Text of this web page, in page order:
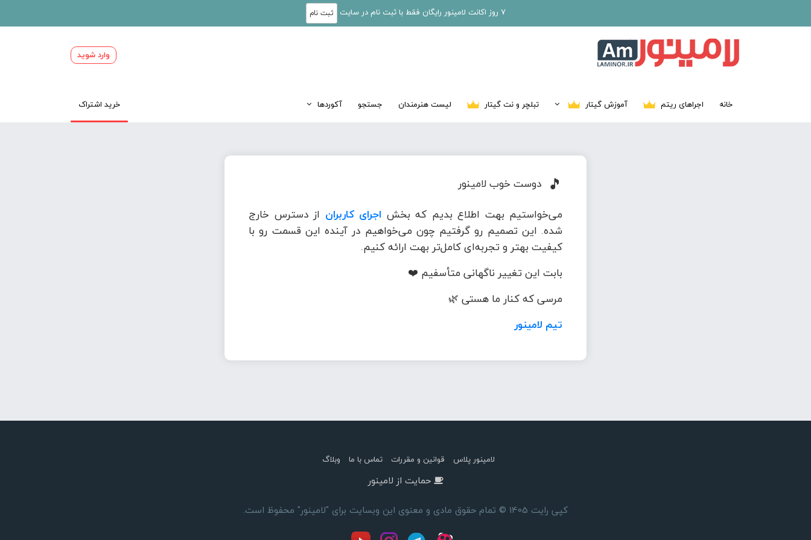
7 روز اکانت لامینور رایگان فقط با ثبت نام در سایت ثبت نام
وارد شوید
خانه اجراهای ریتم آموزش گیتار تبلچر و نت گیتار لیست هنرمندان جستجو آکوردها خرید اشتراک
🎵 دوست خوب لامینور
می‌خواستیم بهت اطلاع بدیم که بخش اجرای کاربران از دسترس خارج
شده. این تصمیم رو گرفتیم چون می‌خواهیم در آینده این قسمت رو با
کیفیت بهتر و تجربه‌ای کامل‌تر بهت ارائه کنیم.
بابت این تغییر ناگهانی متأسفیم ❤️
مرسی که کنار ما هستی 🌿
تیم لامینور
لامینور پلاس قوانین و مقررات تماس با ما وبلاگ
حمایت از لامینور
کپی رایت 1405 © تمام حقوق مادی و معنوی این وبسایت برای "لامینور" محفوظ است.